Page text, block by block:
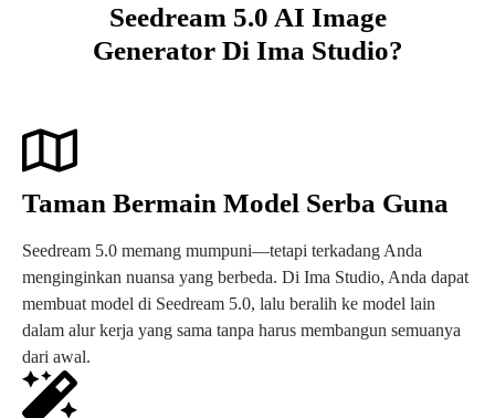
Seedream 5.0 AI Image
Generator Di Ima Studio?
Taman Bermain Model Serba Guna
Seedream 5.0 memang mumpuni—tetapi terkadang Anda
menginginkan nuansa yang berbeda. Di Ima Studio, Anda dapat
membuat model di Seedream 5.0, lalu beralih ke model lain
dalam alur kerja yang sama tanpa harus membangun semuanya
dari awal.